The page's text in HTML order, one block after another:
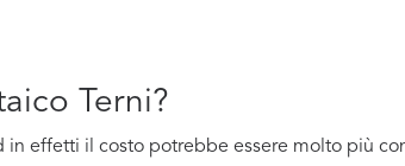
Terni?
in effetti il costo potrebbe essere molto più